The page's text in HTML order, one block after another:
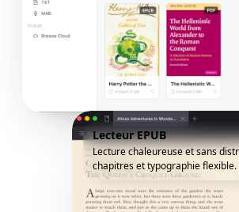
Lecteur EPUB
Lecture chaleureuse et sans
chapitres et typographie flexible.